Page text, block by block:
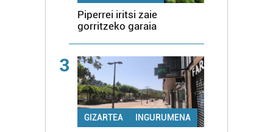
Piperrei iritsi zaie
gorritzeko garaia
3
GIZARTEA INGURUMENA